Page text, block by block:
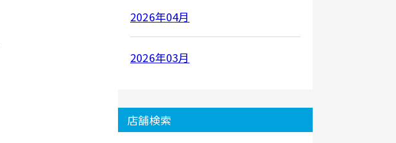
2026年04月
2026年03月
店舗検索